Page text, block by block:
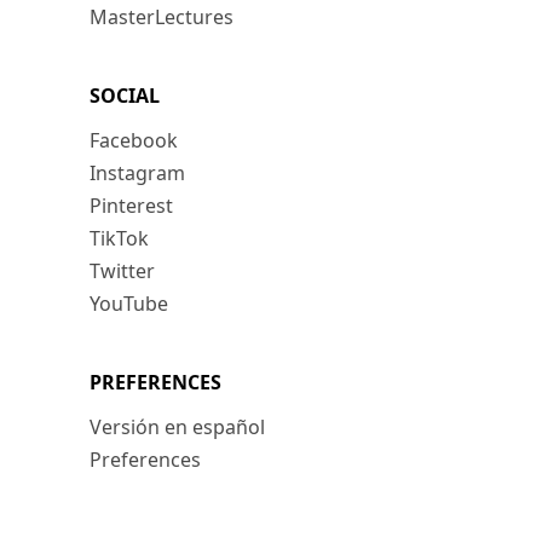
MasterLectures
SOCIAL
Facebook
Instagram
Pinterest
TikTok
Twitter
YouTube
PREFERENCES
Versión en español
Preferences